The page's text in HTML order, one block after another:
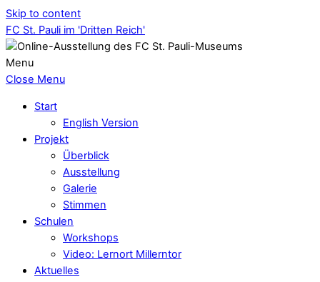
Skip to content
FC St. Pauli im 'Dritten Reich'
Menu
Close Menu
Start
English Version
Projekt
Überblick
Ausstellung
Galerie
Stimmen
Schulen
Workshops
Video: Lernort Millerntor
Aktuelles